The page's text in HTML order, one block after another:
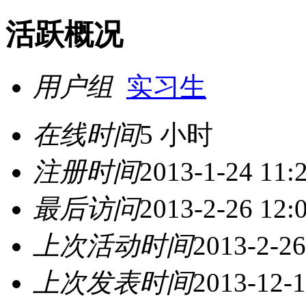
活跃概况
用户组 实习生
在线时间5 小时
注册时间2013-1-24
最后访问2013-2-26
上次活动时间2013-2-
上次发表时间2013-12-